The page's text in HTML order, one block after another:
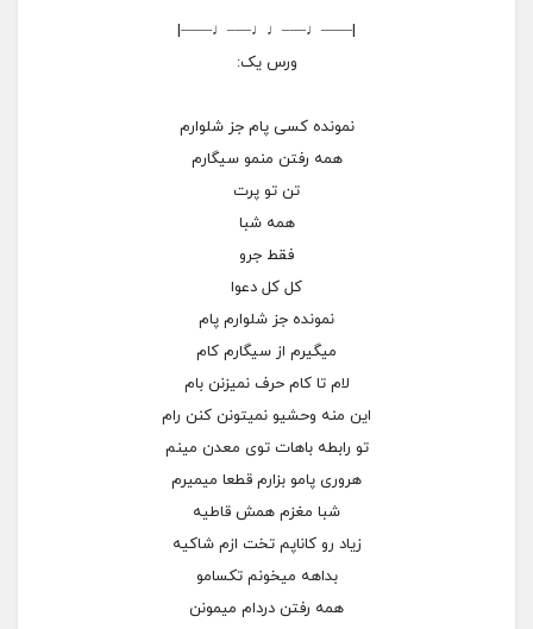
|——♩—–♩♩—–♩——|
ورس یک:
نمونده کسی پام جز شلوارم
همه رفتن منمو سیگارم
تن تو پرت
همه شبا
فقط جرو
کل کل دعوا
نمونده جز شلوارم پام
میگیرم از سیگارم کام
لام تا کام حرف نمیزنن بام
این منه وحشیو نمیتونن کنن رام
تو رابطه باهات توی معدن مینم
هروری پامو بزارم قطعا میمیرم
شبا مغزم همش قاطیه
زیاد رو کاناپم تخت ازم شاکیه
بداهه میخونم تکسامو
همه رفتن دردام میمونن